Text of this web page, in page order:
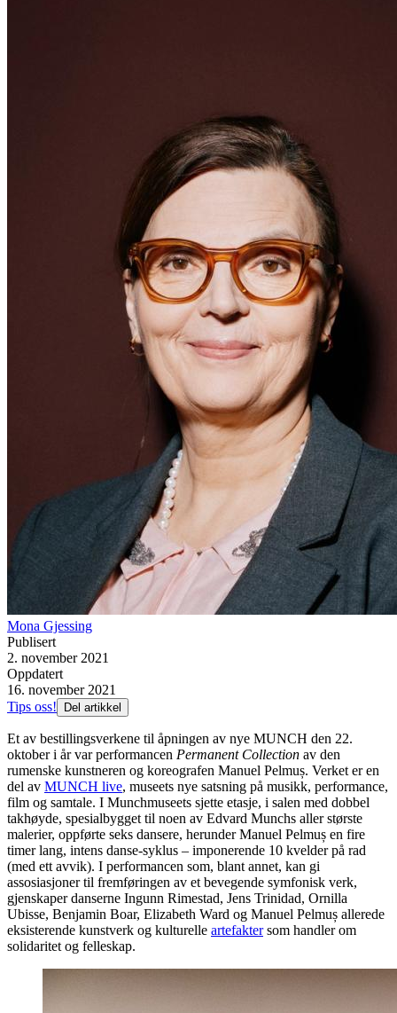
Mona Gjessing
Publisert
2. november 2021
Oppdatert
16. november 2021
Tips oss!
Del artikkel
Et av bestillingsverkene til åpningen av nye MUNCH den 22.
oktober i år var performancen Permanent Collection av den
rumenske kunstneren og koreografen Manuel Pelmuș. Verket er en
del av MUNCH live, museets nye satsning på musikk, performance,
film og samtale. I Munchmuseets sjette etasje, i salen med dobbel
takhøyde, spesialbygget til noen av Edvard Munchs aller største
malerier, oppførte seks dansere, herunder Manuel Pelmuș en fire
timer lang, intens danse-syklus – imponerende 10 kvelder på rad
(med ett avvik). I performancen som, blant annet, kan gi
assosiasjoner til fremføringen av et bevegende symfonisk verk,
gjenskaper danserne Ingunn Rimestad, Jens Trinidad, Ornilla
Ubisse, Benjamin Boar, Elizabeth Ward og Manuel Pelmuș allerede
eksisterende kunstverk og kulturelle artefaktersom handler om
solidaritet og felleskap.